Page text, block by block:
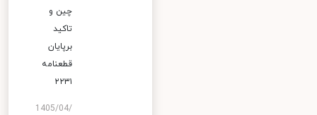
چین و
تاکید
برپایان
قطعنامه
۲۲۳۱
1405/04/